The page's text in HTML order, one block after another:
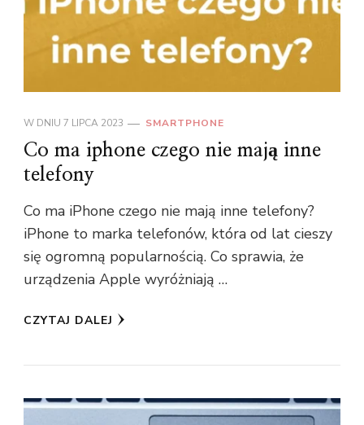
W DNIU 7 LIPCA 2023 SMARTPHONE
Co ma iphone czego nie mają inne
telefony
Co ma iPhone czego nie mają inne telefony?
iPhone to marka telefonów, która od lat cieszy
się ogromną popularnością. Co sprawia, że
urządzenia Apple wyróżniają …
CZYTAJ DALEJ